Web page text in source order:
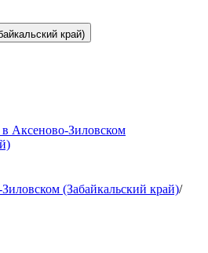
край)
Аксеново-Зиловском
(Забайкальский край)/